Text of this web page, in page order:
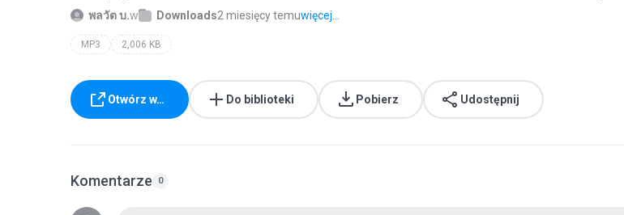
พลวัต บ.w Downloads2 miesięcy temuwięcej...
MP3 2,006 KB
Otwórz w… Do biblioteki Pobierz Udostępnij
Komentarze 0